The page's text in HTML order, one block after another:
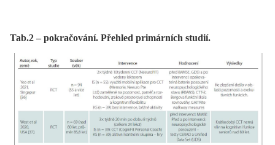
Tab.2 – pokračování. Přehled primárních studií.